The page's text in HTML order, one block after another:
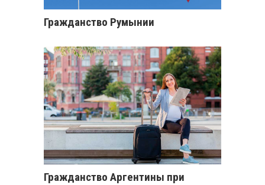
Гражданство Румынии
Гражданство Аргентины при